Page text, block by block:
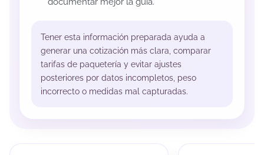
Tener esta información preparada ayuda a
generar una cotización más clara, comparar
tarifas de paquetería y evitar ajustes
posteriores por datos incompletos, peso
incorrecto o medidas mal capturadas.